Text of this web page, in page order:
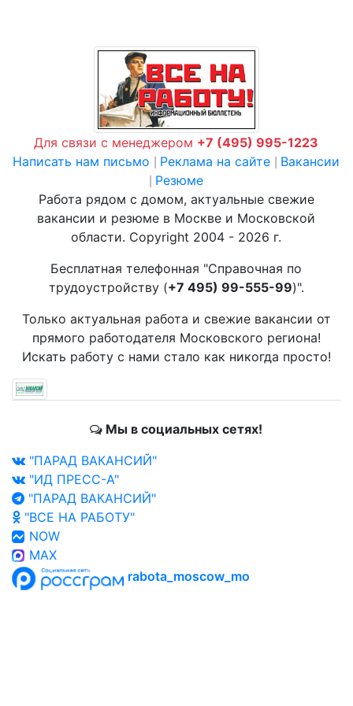
Для связи с менеджером +7 (495) 995-1223
Написать нам письмо
Реклама на сайте Вакансии
Резюме
Работа рядом с домом, актуальные свежие
вакансии и резюме в Москве и Московской
области. Copyright 2004 - 2026 г.
Бесплатная телефонная "Справочная по
трудоустройству (+7 495) 99-555-99)".
Только актуальная работа и свежие вакансии от
прямого работодателя Московского региона!
Искать работу с нами стало как никогда просто!
Мы в социальных сетях!
"ПАРАД ВАКАНСИЙ"
"ИД ПРЕСС-А"
"ПАРАД ВАКАНСИЙ"
"ВСЕ НА РАБОТУ"
NOW
MAX
rabota_moscow_mo